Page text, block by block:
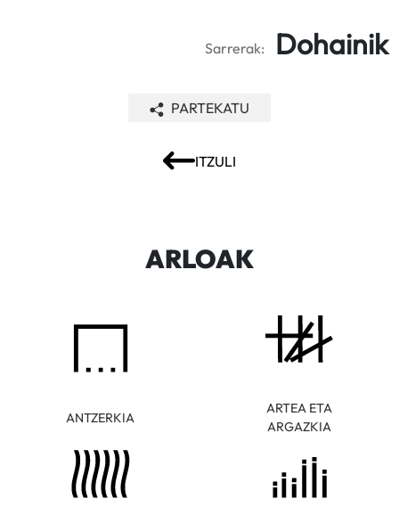
Sarrerak: Dohainik
ITZULI
PARTEKATU
ARLOAK
ANTZERKIA
ARTEA ETA
ARGAZKIA